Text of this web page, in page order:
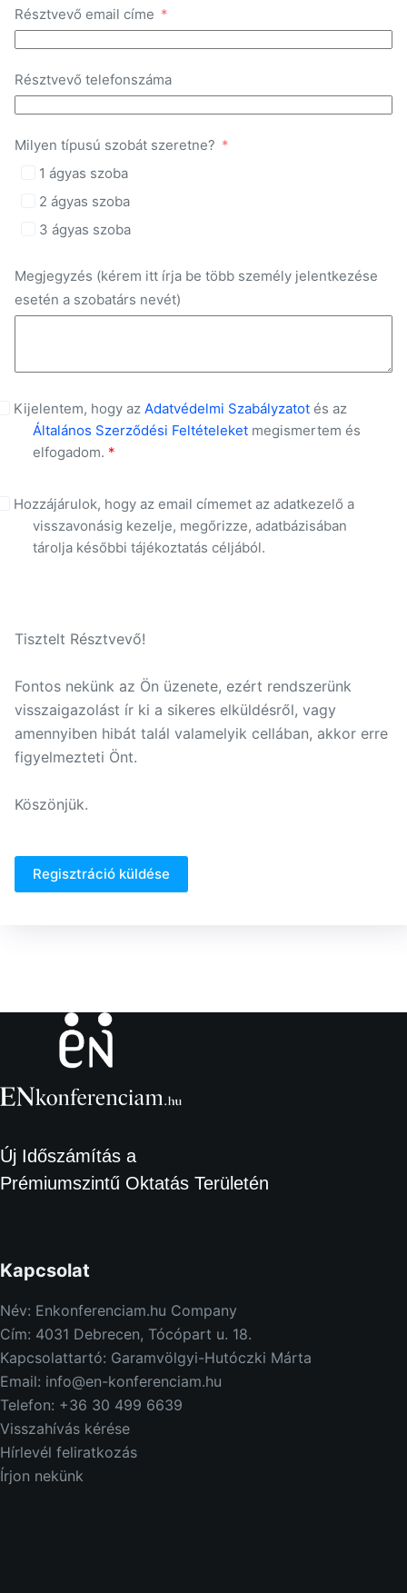
Résztvevő email címe
Résztvevő telefonszáma
Milyen típusú szobát szeretne?
1 ágyas szoba
2 ágyas szoba
3 ágyas szoba
Megjegyzés (kérem itt írja be több személy jelentkezése
esetén a szobatárs nevét)
Kijelentem, hogy azAdatvédelmi Szabályzatot és az
Általános Szerződési Feltételeket megismertem és
elfogadom. *
Hozzájárulok, hogy az email címemet az adatkezelő a
visszavonásig kezelje, megőrizze, adatbázisában
tárolja későbbi tájékoztatás céljából.
Tisztelt Résztvevő!
Fontos nekünk az Ön üzenete, ezért rendszerünk
visszaigazolást ír ki a sikeres elküldésről, vagy
amennyiben hibát talál valamelyik cellában, akkor erre
figyelmezteti Önt.
Köszönjük.
Regisztráció küldése
Új Időszámítás a
Prémiumszintű Oktatás Területén
Kapcsolat
Név: Enkonferenciam.hu Company
Cím: 4031 Debrecen, Tócópart u. 18.
Kapcsolattartó: Garamvölgyi-Hutóczki Márta
Email: info@en-konferenciam.hu
Telefon: +36 30 499 6639
Visszahívás kérése
Hírlevél feliratkozás
Írjon nekünk